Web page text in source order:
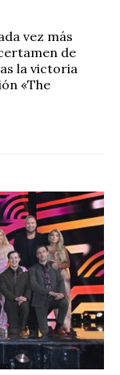
vez más
de
la victoria
«The